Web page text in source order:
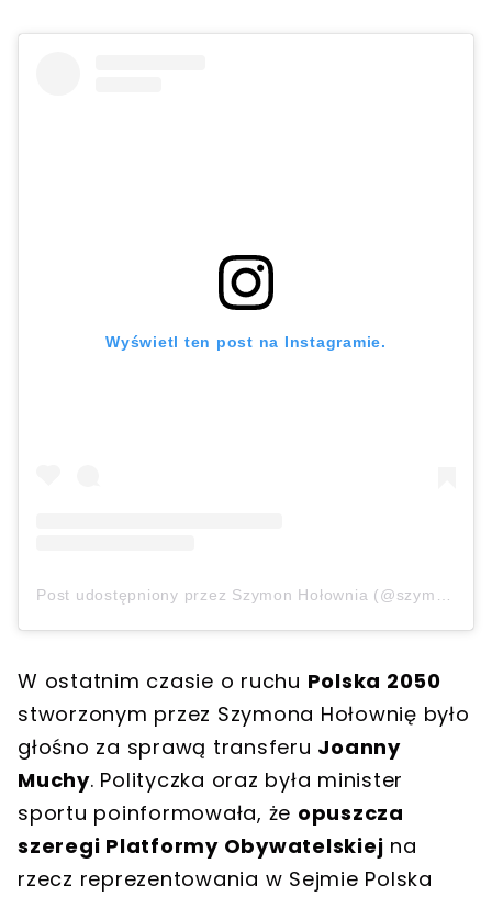
Wyświetl ten post na Instagramie.
Post udostępniony przez Szymon Hołownia (@szymon.holownia)
W ostatnim czasie o ruchu Polska 2050
stworzonym przez Szymona Hołownię było
głośno za sprawą transferu Joanny
Muchy. Polityczka oraz była minister
sportu poinformowała, że opuszcza
szeregi Platformy Obywatelskiej na
rzecz reprezentowania w Sejmie Polska